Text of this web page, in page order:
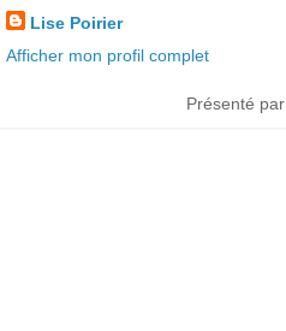
Lise Poirier
Afficher mon profil complet
Présenté par